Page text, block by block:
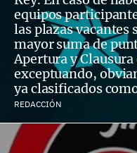
equipos
las plazas vacantes
mayor suma de
Apertura y
exceptuando,
ya clasificados
REDACCIÓN